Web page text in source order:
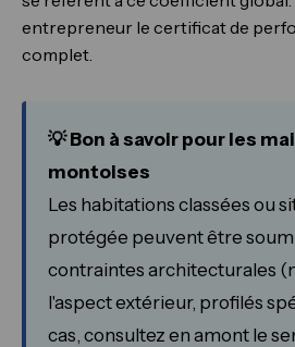
entrepreneur le certificat de
complet.
💡 Bon à savoir pour les
montoises
Les habitations classées ou
protégée peuvent être
contraintes architecturales
l'aspect extérieur, profilés
cas, consultez en amont le